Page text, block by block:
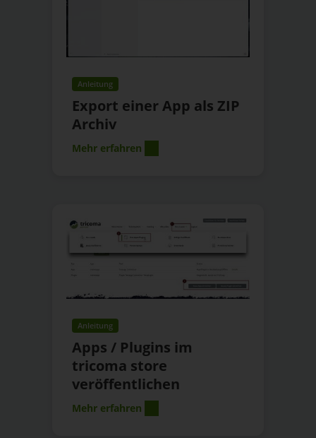
Anleitung
Export einer App als ZIP
Archiv
Mehr erfahren
Anleitung
Apps / Plugins im
tricoma store
veröffentlichen
Mehr erfahren